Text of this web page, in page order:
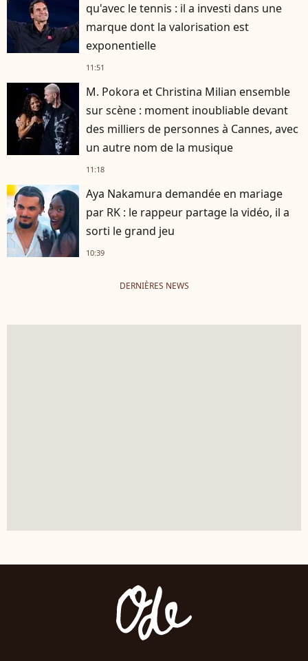
qu'avec le tennis : il a investi dans une
marque dont la valorisation est
exponentielle
11:51
M. Pokora et Christina Milian ensemble
sur scène : moment inoubliable devant
des milliers de personnes à Cannes, avec
un autre nom de la musique
11:18
Aya Nakamura demandée en mariage
par RK : le rappeur partage la vidéo, il a
sorti le grand jeu
10:39
DERNIÈRES NEWS